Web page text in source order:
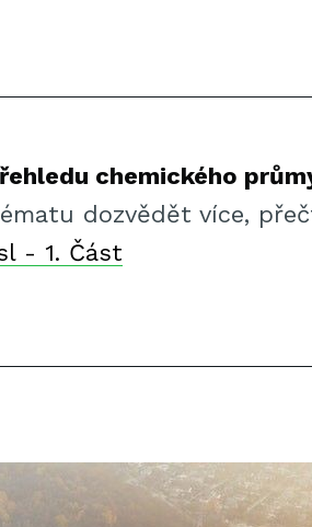
chemického
dozvědět více,
- 1. Část